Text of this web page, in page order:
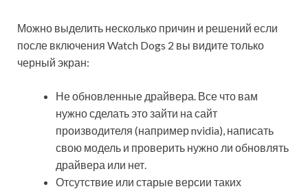
Можно выделить несколько причин и решений если
после включения Watch Dogs 2 вы видите только
черный экран:
Не обновленные драйвера. Все что вам
нужно сделать это зайти на сайт
производителя (например nvidia), написать
свою модель и проверить нужно ли обновлять
драйвера или нет.
Отсутствие или старые версии таких